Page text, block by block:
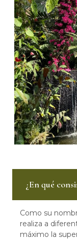
¿En qué
Como su
realiza a
máximo la